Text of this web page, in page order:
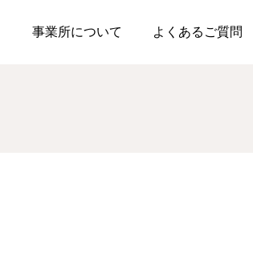
事業所について よくあるご質問